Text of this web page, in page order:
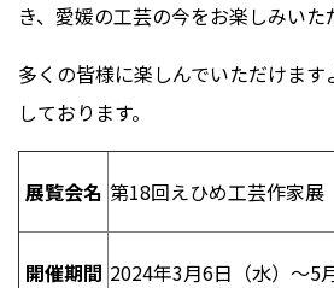
き、愛媛の工芸の今をお楽しみいた
多くの皆様に楽しんでいただけま
しております。
展覧会名 第18回えひめ工芸作家展
開催期間 2024年3月6日（水）～5